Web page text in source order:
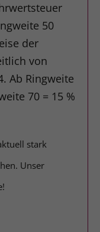
50
der
von
Ab Ringweite
70 = 15 %
stark
Unser